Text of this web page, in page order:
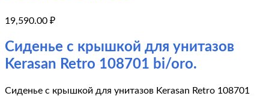
19,590.00 ₽
Сиденье с крышкой для унитазов
Kerasan Retro 108701 bi/oro.
Сиденье с крышкой для унитазов Kerasan Retro 108701